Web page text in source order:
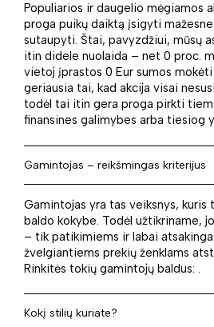
Populiarios ir daugelio mėgiamos
proga puikų daiktą įsigyti
sutaupyti. Štai, pavyzdžiui, mūsų
itin didele nuolaida – net 0 proc.
vietoj įprastos 0 Eur sumos
geriausia tai, kad akcija visai
todėl tai itin gera proga pirkti
finansines galimybes arba tiesiog
Gamintojas – reikšmingas kriterijus
Gamintojas yra tas veiksnys, kuris
baldo kokybe. Todėl užtikriname,
– tik patikimiems ir labai
žvelgiantiems prekių ženklams
Rinkitės tokių gamintojų baldus: .
Kokį stilių kuriate?